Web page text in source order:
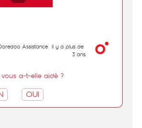
Assistance il y a plus de
3 ans
a-t-elle aidé ?
OUI